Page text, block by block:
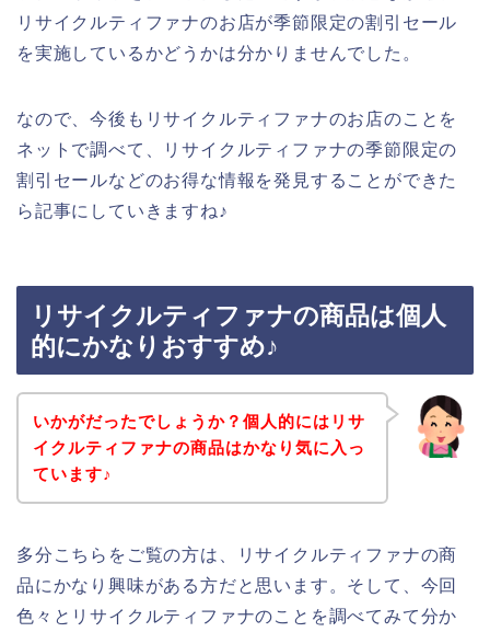
リサイクルティファナのお店が季節限定の割引セール
を実施しているかどうかは分かりませんでした。
なので、今後もリサイクルティファナのお店のことを
ネットで調べて、リサイクルティファナの季節限定の
割引セールなどのお得な情報を発見することができた
ら記事にしていきますね♪
リサイクルティファナの商品は個人
的にかなりおすすめ♪
いかがだったでしょうか？個人的にはリサ
イクルティファナの商品はかなり気に入っ
ています♪
多分こちらをご覧の方は、リサイクルティファナの商
品にかなり興味がある方だと思います。そして、今回
色々とリサイクルティファナのことを調べてみて分か